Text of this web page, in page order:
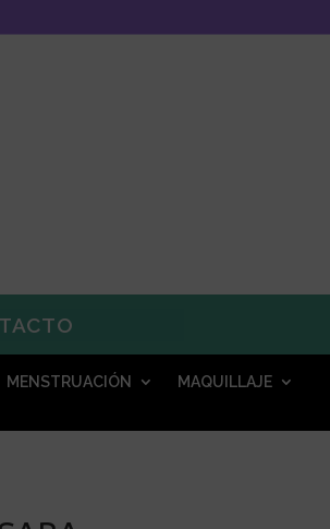
MENSTRUACIÓN MAQUILLAJE